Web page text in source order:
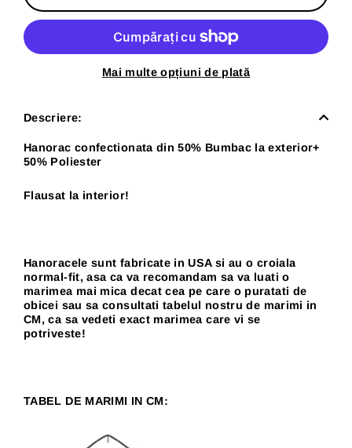
Mai multe opțiuni de plată
Descriere:
Hanorac confectionata din 50% Bumbac la exterior+
50% Poliester
Flausat la interior!
Hanoracele sunt fabricate in USA si au o croiala
normal-fit, asa ca va recomandam sa va luati o
marimea mai mica decat cea pe care o puratati de
obicei sau sa consultati tabelul nostru de marimi in
CM, ca sa vedeti exact marimea care vi se
potriveste!
TABEL DE MARIMI IN CM: